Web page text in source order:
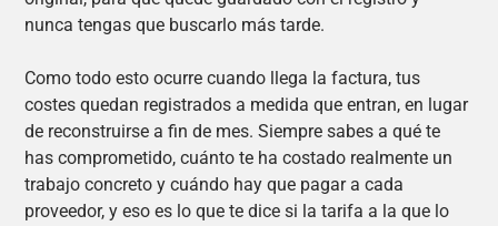
nunca tengas que buscarlo más tarde.
Como todo esto ocurre cuando llega la factura, tus
costes quedan registrados a medida que entran, en lugar
de reconstruirse a fin de mes. Siempre sabes a qué te
has comprometido, cuánto te ha costado realmente un
trabajo concreto y cuándo hay que pagar a cada
proveedor, y eso es lo que te dice si la tarifa a la que lo